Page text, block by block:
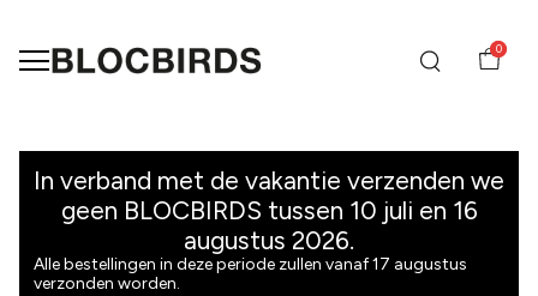
0
Boomklever
BLOCBIRDS
In verband met de vakantie verzenden we
geen BLOCBIRDS tussen 10 juli en 16
augustus 2026.
Alle bestellingen in deze periode zullen vanaf 17 augustus
verzonden worden.